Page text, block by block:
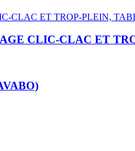
CLIC-CLAC ET